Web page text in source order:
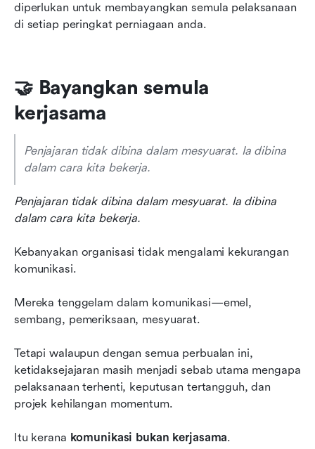
diperlukan untuk membayangkan semula pelaksanaan
di setiap peringkat perniagaan anda.
🤝 Bayangkan semula
kerjasama
Penjajaran tidak dibina dalam mesyuarat. Ia dibina
dalam cara kita bekerja.
Penjajaran tidak dibina dalam mesyuarat. Ia dibina
dalam cara kita bekerja.
Kebanyakan organisasi tidak mengalami kekurangan
komunikasi.
Mereka tenggelam dalam komunikasi—emel,
sembang, pemeriksaan, mesyuarat.
Tetapi walaupun dengan semua perbualan ini,
ketidaksejajaran masih menjadi sebab utama mengapa
pelaksanaan terhenti, keputusan tertangguh, dan
projek kehilangan momentum.
Itu kerana komunikasi bukan kerjasama.